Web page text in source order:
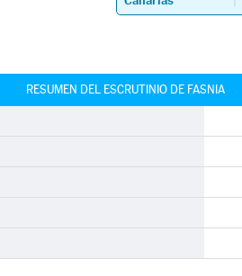
RESUMEN DEL ESCRUTINIO DE FASNIA